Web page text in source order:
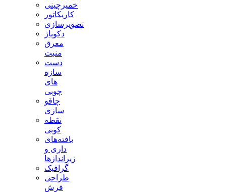
خمیرچینی
کاریکاتور
تصویرسازی
دکوپاژ
معرق
منبت
دست
سازه
های
چوبی
چاقو
سازی
نقطه
کوبی
بافته‌های
داری و
زیراندازها
گرافیک
طراحی
فرش